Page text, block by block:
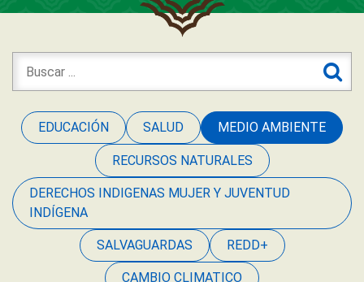
EDUCACIÓN SALUD MEDIO AMBIENTE
RECURSOS NATURALES
DERECHOS INDIGENAS MUJER Y JUVENTUD
INDÍGENA
SALVAGUARDAS REDD+
CAMBIO CLIMATICO